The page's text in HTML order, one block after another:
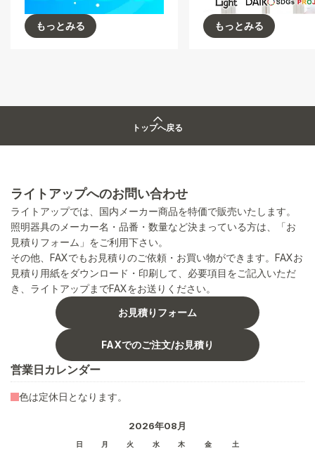
もっとみる もっとみる
トップへ戻る
ライトアップへのお問い合わせ
ライトアップでは、国内メーカー商品を特価で販売いたします。
照明器具のメーカー名・品番・数量など決まっている方は、「お
見積りフォーム」をご利用下さい。
その他、FAXでもお見積りのご依頼・お買い物ができます。FAXお
見積り用紙をダウンロード・印刷して、必要項目をご記入いただ
き、ライトアップまでFAXをお送りください。
お見積りフォーム
FAXでのご注文/お見積り
営業日カレンダー
2026年08月
日 月 火 水 木 金 土
色は定休日となります。